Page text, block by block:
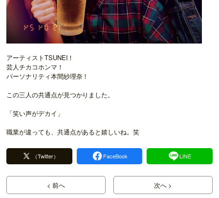
アーティストTSUNEI！
芸人チカコホンマ！
パーソナリティ本間紗理奈！
この三人の共通点が見つかりました。
「笑い声がデカイ」
職業が違っても、共通点があると嬉しいね。笑
（Twitter） FaceBook LINE
< 前へ 次へ >